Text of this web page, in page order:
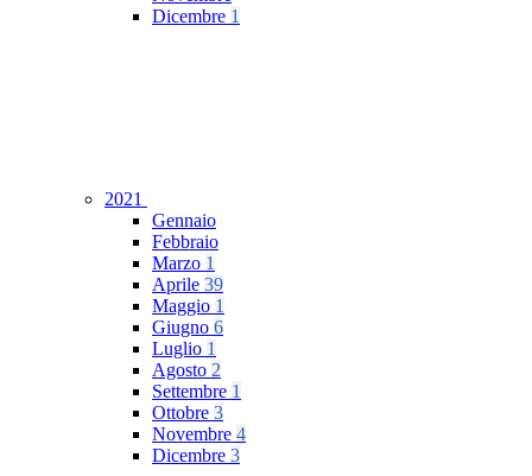
Dicembre 1
2021
Gennaio
Febbraio
Marzo 1
Aprile 39
Maggio 1
Giugno 6
Luglio 1
Agosto 2
Settembre 1
Ottobre 3
Novembre 4
Dicembre 3